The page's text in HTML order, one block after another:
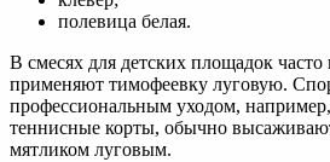
полевица белая.
В смесях для детских площадок
применяют тимофеевку луговую.
профессиональным уходом,
теннисные корты, обычно
мятликом луговым.